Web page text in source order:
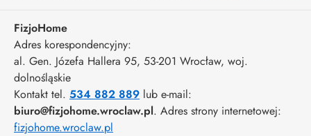
FizjoHome
Adres korespondencyjny:
al. Gen. Józefa Hallera 95, 53-201 Wrocław, woj.
dolnośląskie
Kontakt tel. 534 882 889 lub e-mail:
biuro@fizjohome.wroclaw.pl. Adres strony internetowej:
fizjohome.wroclaw.pl